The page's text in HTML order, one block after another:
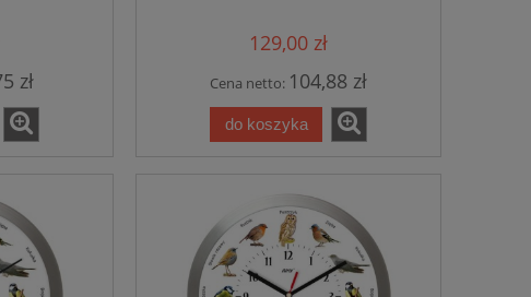
zł
129,00 zł
Cena netto: 104,88 zł
do koszyka